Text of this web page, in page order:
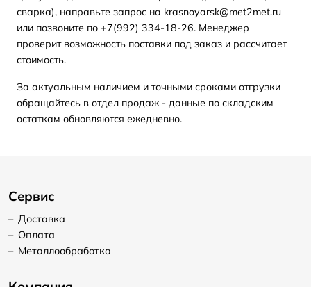
сварка), направьте запрос на krasnoyarsk@met2met.ru
или позвоните по +7(992) 334-18-26. Менеджер
проверит возможность поставки под заказ и рассчитает
стоимость.
За актуальным наличием и точными сроками отгрузки
обращайтесь в отдел продаж - данные по складским
остаткам обновляются ежедневно.
Сервис
– Доставка
– Оплата
– Металлообработка